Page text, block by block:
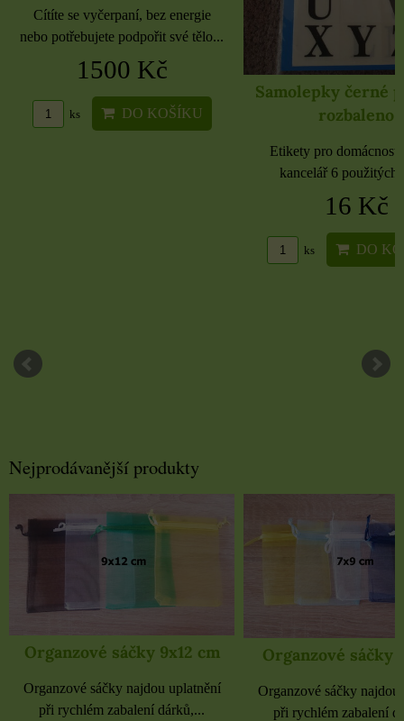
Cítíte se vyčerpaní, bez energie
nebo potřebujete podpořit své tělo...
1500 Kč
ks DO KOŠÍKU
Samolepky černé
rozbaleno
Etikety pro
kancelář 6 použitých
16 Kč
ks DO
Nejprodávanější produkty
Organzové sáčky 9x12 cm
Organzové sáčky najdou uplatnění
při rychlém zabalení dárků,...
Organzové sáčky
Organzové sáčky najdou
při rychlém zabalení